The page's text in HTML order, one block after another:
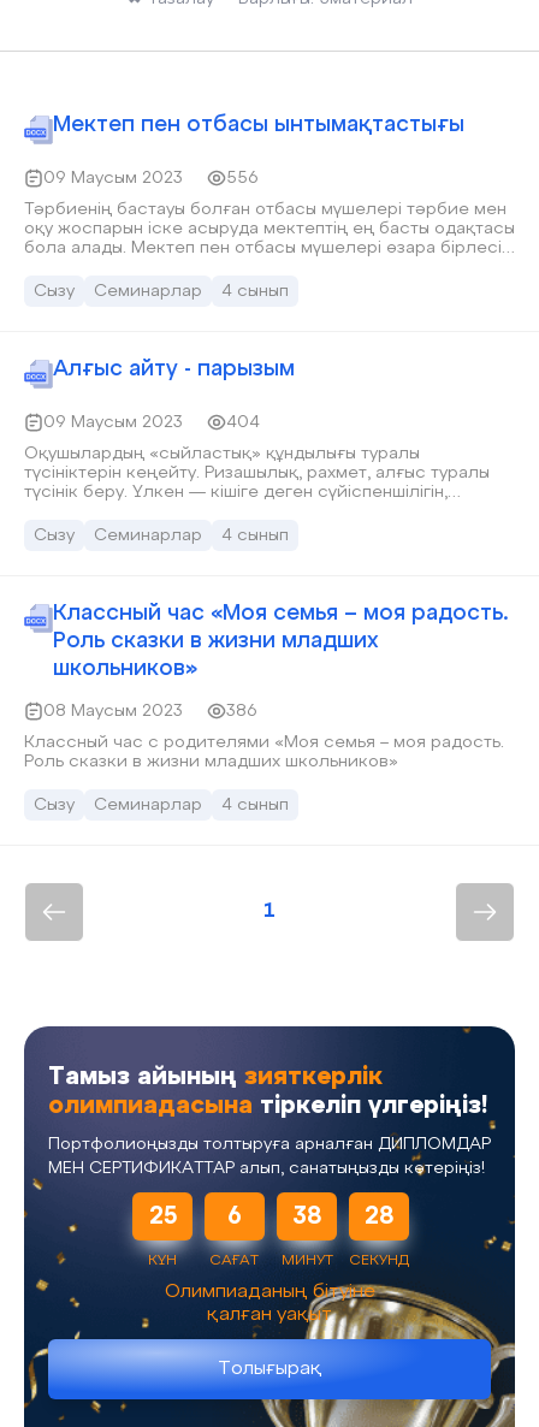
Мектеп пен отбасы ынтымақтастығы
09 Маусым 2023
556
Тәрбиенің бастауы болған отбасы мүшелері тәрбие мен
оқу жоспарын іске асыруда мектептің ең басты одақтасы
бола алады. Мектеп пен отбасы мүшелері өзара бірлесіп
болып, арада түсіністік пен үйлесімділік орнамақ. Себебі,
әрекетімен, сөйлеген сөзі, жүріп-тұруы тағы басқа
қасиеттерімен тығыз байланысты.
Сызу Семинарлар 4 сынып
Алғыс айту - парызым
09 Маусым 2023
404
Оқушылардың «сыйластық» құндылығы туралы
түсініктерін кеңейту. Ризашылық, рахмет, алғыс туралы
түсінік беру. Үлкен — кішіге деген сүйіспеншілігін,
кішіпейілділікке, ізеттілікке тәрбиелеу.
Сызу Семинарлар 4 сынып
Классный час «Моя семья – моя радость.
Роль сказки в жизни младших
школьников»
08 Маусым 2023
386
Классный час с родителями «Моя семья – моя радость.
Роль сказки в жизни младших школьников»
Сызу Семинарлар 4 сынып
1
Тамыз айының зияткерлік
олимпиадасына тіркеліп үлгеріңіз!
Портфолиоңызды толтыруға арналған ДИПЛОМДАР
МЕН СЕРТИФИКАТТАР алып, санатыңызды көтеріңіз!
25
КҮН
6
САҒАТ
38
МИНУТ
28
СЕКУНД
Олимпиаданың бітуіне
қалған уақыт
Толығырақ